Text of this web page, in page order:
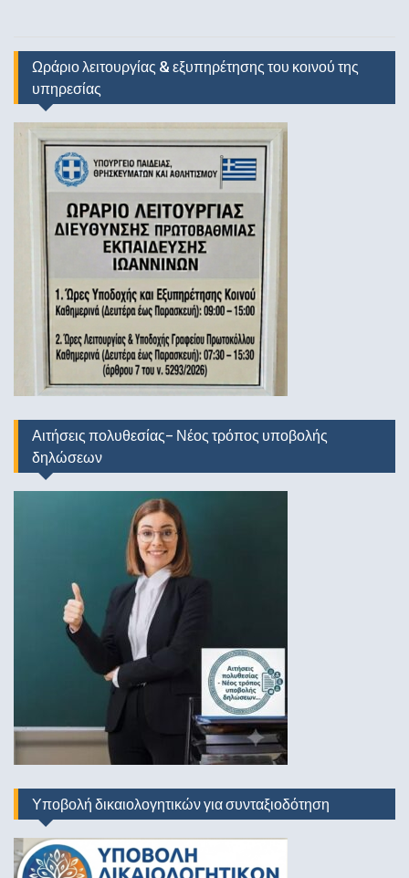
Ωράριο λειτουργίας & εξυπηρέτησης του κοινού της
υπηρεσίας
Αιτήσεις πολυθεσίας- Νέος τρόπος υποβολής
δηλώσεων
Υποβολή δικαιολογητικών για συνταξιοδότηση